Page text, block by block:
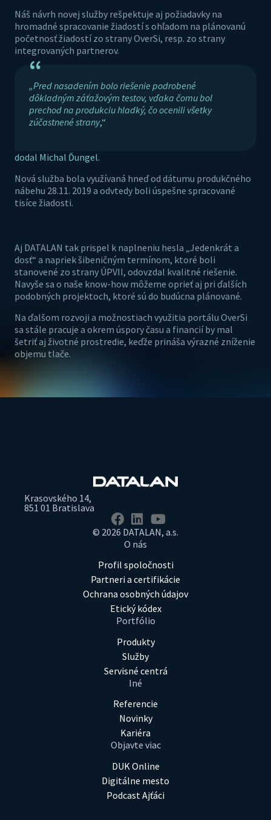
Náš návrh novej služby rešpektuje aj požiadavky na
hromadné spracovanie žiadostí s ohľadom na plánovanú
početnosť žiadostí zo strany OverSi, resp. zo strany
integrovaných partnerov.
“
„Pred nasadením bolo riešenie podrobené
dôkladným záťažovým testov, vďaka čomu bol
prechod na produkciu hladký, čo ocenili všetky
zúčastnené strany,“
dodal Michal Ďungel.
Nová služba bola využívaná hneď od dátumu produkčného
nábehu 28.11. 2019 a odvtedy boli úspešne spracované
tisíce žiadosti.
Aj DATALAN tak prispel k naplneniu hesla „Jedenkrát a
dosť“ a napriek šibeničným termínom, ktoré boli
stanovené zo strany ÚPVII, odovzdal kvalitné riešenie.
Navyše sa o naše know-how môžeme oprieť aj pri ďalších
podobných projektoch, ktoré sú do budúcna plánované.
Na ďalšom rozvoji a možnostiach využitia portálu OverSi
sa stále pracuje a okrem úspory času a financií by mal
šetriť aj životné prostredie, keďže prináša výrazné zníženie
objemu tlače.
Krasovského 14,
851 01 Bratislava
© 2026 DATALAN, a.s.
O nás
Profil spoločnosti
Partneri a certifikácie
Ochrana osobných údajov
Etický kódex
Portfólio
Produkty
Služby
Servisné centrá
Iné
Referencie
Novinky
Kariéra
Objavte viac
DUK Online
Digitálne mesto
Podcast Ajťáci